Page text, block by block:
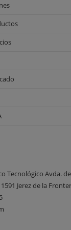
Tecnológico Avda.
Jerez de la